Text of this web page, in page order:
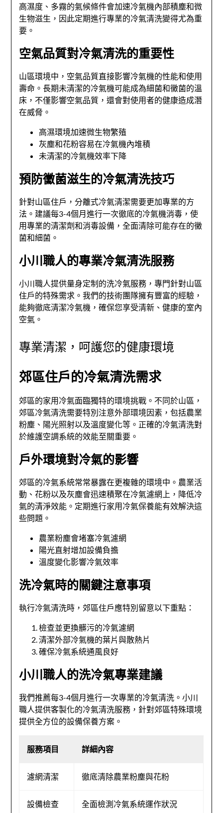
高濕度、多霧的氣候條件會加速冷氣機內部積塵和微
生物滋生，因此定期進行專業的冷氣清洗變得尤為重
要。
空氣品質對冷氣清洗的重要性
山區環境中，空氣品質直接影響冷氣機的性能和使用
壽命。長期未清潔的冷氣機可能成為細菌和黴菌的溫
床，不僅影響空氣品質，還會對使用者的健康造成潛
在威脅。
高濕環境加速微生物繁殖
灰塵和花粉容易在冷氣機內堆積
未清潔的冷氣機效率下降
預防黴菌滋生的冷氣清洗技巧
針對山區住戶，分離式冷氣清潔需要更加專業的方
法。建議每3-4個月進行一次徹底的冷氣機消毒，使
用專業的清潔劑和消毒設備，全面清除可能存在的黴
菌和細菌。
小川職人的專業冷氣清洗服務
小川職人提供量身定制的洗冷氣服務，專門針對山區
住戶的特殊需求。我們的技術團隊擁有豐富的經驗，
能夠徹底清潔冷氣機，確保您享受清新、健康的室內
空氣。
專業清潔，呵護您的健康環境
郊區住戶的冷氣清洗需求
郊區的家用冷氣面臨獨特的環境挑戰。不同於山區，
郊區冷氣清洗需要特別注意外部環境因素，包括農業
粉塵、陽光照射以及溫度變化等。正確的冷氣清洗對
於維護空調系統的效能至關重要。
戶外環境對冷氣的影響
郊區的冷氣系統常常暴露在更複雜的環境中。農業活
動、花粉以及灰塵會迅速積聚在冷氣濾網上，降低冷
氣的清淨效能。定期進行家用冷氣保養能有效解決這
些問題。
農業粉塵會堵塞冷氣濾網
陽光直射增加設備負擔
溫度變化影響冷氣效率
洗冷氣時的關鍵注意事項
執行冷氣清洗時，郊區住戶應特別留意以下重點：
檢查並更換髒污的冷氣濾網
清潔外部冷氣機的葉片與散熱片
確保冷氣系統通風良好
小川職人的洗冷氣專業建議
我們推薦每3-4個月進行一次專業的冷氣清洗。小川
職人提供客製化的冷氣清洗服務，針對郊區特殊環境
提供全方位的設備保養方案。
服務項目 詳細內容
濾網清潔 徹底清除農業粉塵與花粉
設備檢查 全面檢測冷氣系統運作狀況